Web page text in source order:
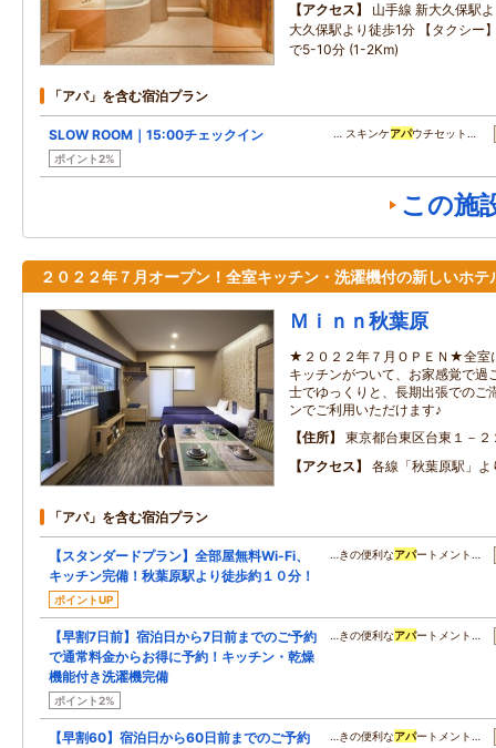
アクセス
山手線 新大久保駅
大久保駅より徒歩1分 【タクシー
で5-10分 (1-2Km)
「アパ」を含む宿泊プラン
SLOW ROOM｜15:00チェックイン
ポイント2%
… スキンケアパウチセット…
この施
２０２２年７月オープン！全室キッチン・洗濯機付の新しいホ
Ｍｉｎｎ秋葉原
★２０２２年７月ＯＰＥＮ★全室
キッチンがついて、お家感覚で過
士でゆっくりと、長期出張でのご
ンでご利用いただけます♪
住所
東京都台東区台東１－２
アクセス
各線「秋葉原駅」
「アパ」を含む宿泊プラン
【スタンダードプラン】全部屋無料Wi-Fi、
キッチン完備！秋葉原駅より徒歩約１０分！
ポイントUP
…きの便利なアパートメント…
【早割7日前】宿泊日から7日前までのご予約
で通常料金からお得に予約！キッチン・乾燥
機能付き洗濯機完備
ポイント2%
…きの便利なアパートメント…
【早割60】宿泊日から60日前までのご予約
…きの便利なアパートメント…